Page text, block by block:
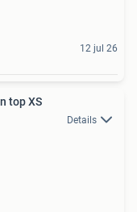
12 jul 26
top XS
Details